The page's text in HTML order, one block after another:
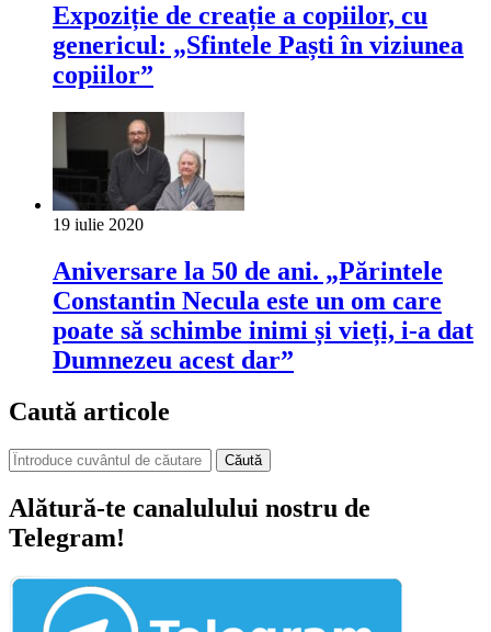
Expoziție de creație a copiilor, cu
genericul: „Sfintele Paști în viziunea
copiilor”
19 iulie 2020
Aniversare la 50 de ani. „Părintele
Constantin Necula este un om care
poate să schimbe inimi și vieți, i-a dat
Dumnezeu acest dar”
Caută articole
Căută
Alătură-te canalulului nostru de
Telegram!